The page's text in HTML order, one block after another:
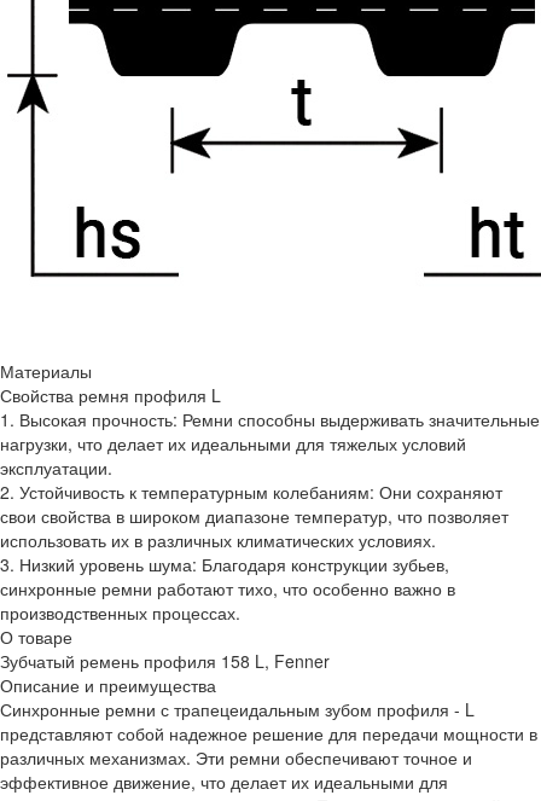
Материалы
Свойства ремня профиля L
1. Высокая прочность: Ремни способны выдерживать значительные
нагрузки, что делает их идеальными для тяжелых условий
эксплуатации.
2. Устойчивость к температурным колебаниям: Они сохраняют
свои свойства в широком диапазоне температур, что позволяет
использовать их в различных климатических условиях.
3. Низкий уровень шума: Благодаря конструкции зубьев,
синхронные ремни работают тихо, что особенно важно в
производственных процессах.
О товаре
Зубчатый ремень профиля 158 L, Fenner
Описание и преимущества
Синхронные ремни с трапецеидальным зубом профиля - L
представляют собой надежное решение для передачи мощности в
различных механизмах. Эти ремни обеспечивают точное и
эффективное движение, что делает их идеальными для